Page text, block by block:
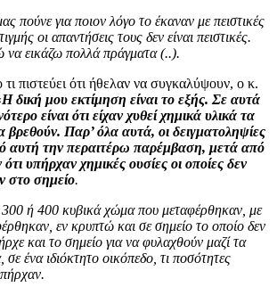
πούνε για ποιον λόγο το έκαναν με πειστικές
οι απαντήσεις τους δεν είναι πειστικές.
εικάζω πολλά πράγματα (..).
πιστεύει ότι ήθελαν να συγκαλύψουν, ο κ.
Η δική μου εκτίμηση είναι το εξής. Σε αυτά
είναι ότι είχαν χυθεί χημικά υλικά τα
βρεθούν. Παρ’ όλα αυτά, οι δειγματοληψίες
αυτή την περαιτέρω παρέμβαση, μετά από
υπήρχαν χημικές ουσίες οι οποίες δεν
στο σημείο.
300 ή 400 κυβικά χώμα που μεταφέρθηκαν, με
εν κρυπτώ και σε σημείο το οποίο δεν
και το σημείο για να φυλαχθούν μαζί τα
σε ένα ιδιόκτητο οικόπεδο, τι ποσότητες